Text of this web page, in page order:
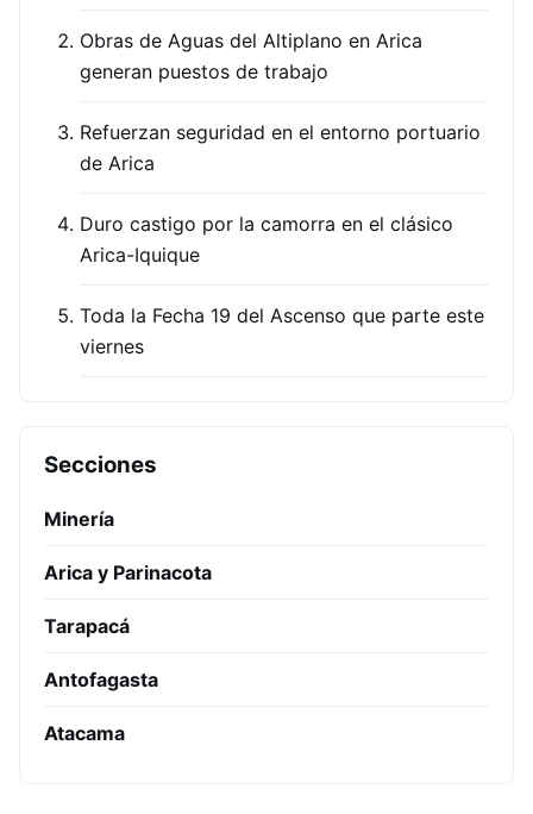
Obras de Aguas del Altiplano en Arica
generan puestos de trabajo
Refuerzan seguridad en el entorno portuario
de Arica
Duro castigo por la camorra en el clásico
Arica-Iquique
Toda la Fecha 19 del Ascenso que parte este
viernes
Secciones
Minería
Arica y Parinacota
Tarapacá
Antofagasta
Atacama